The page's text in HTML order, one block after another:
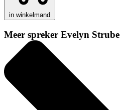
in winkelmand
Meer spreker Evelyn Strube